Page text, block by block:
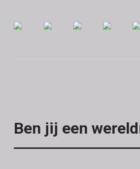
Ben jij een